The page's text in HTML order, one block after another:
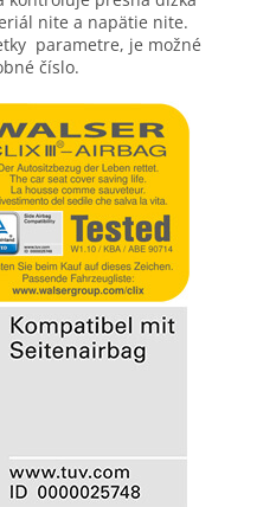
nite a napätie nite.
parametre, je možné
číslo.